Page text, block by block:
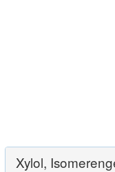
Xylol,